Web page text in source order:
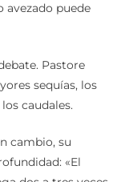
avezado puede
Pastore
sequías, los
caudales.
cambio, su
«El